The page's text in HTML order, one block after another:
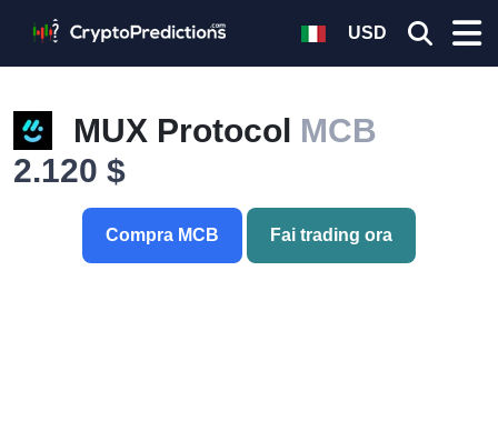
USD
MUX Protocol MCB
2.120 $
Compra MCB Fai trading ora